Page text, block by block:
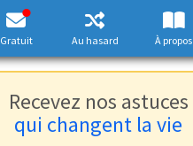
Gratuit Au hasard À propos
Recevez nos astuces
qui changent la vie